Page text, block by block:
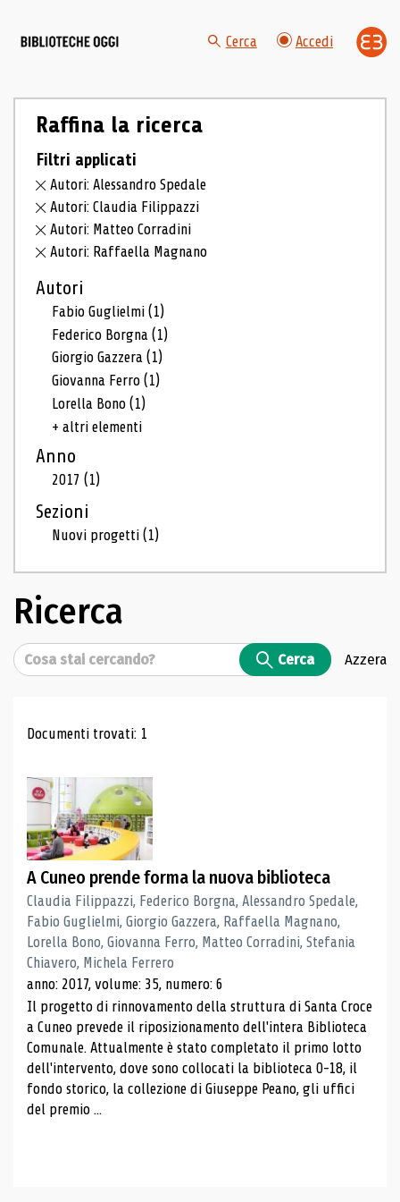
Cerca Accedi
Raffina la ricerca
Filtri applicati
Autori: Alessandro Spedale
Autori: Claudia Filippazzi
Autori: Matteo Corradini
Autori: Raffaella Magnano
Autori
Fabio Guglielmi(1)
Federico Borgna(1)
Giorgio Gazzera(1)
Giovanna Ferro(1)
Lorella Bono(1)
+ altri elementi
Anno
2017(1)
Sezioni
Nuovi progetti(1)
Ricerca
Cerca Cerca Azzera
Risultati di ricerca
Documenti trovati: 1
A Cuneo prende forma la nuova biblioteca
Claudia Filippazzi, Federico Borgna, Alessandro Spedale,
Fabio Guglielmi, Giorgio Gazzera, Raffaella Magnano,
Lorella Bono, Giovanna Ferro, Matteo Corradini, Stefania
Chiavero, Michela Ferrero
anno: 2017, volume: 35, numero: 6
Il progetto di rinnovamento della struttura di Santa Croce
a Cuneo prevede il riposizionamento dell'intera Biblioteca
Comunale. Attualmente è stato completato il primo lotto
dell'intervento, dove sono collocati la biblioteca 0-18, il
fondo storico, la collezione di Giuseppe Peano, gli uffici
del premio ...